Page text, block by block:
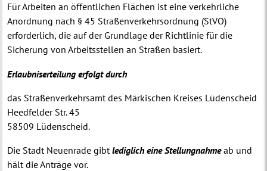
Für Arbeiten an öffentlichen Flächen ist eine verkehrliche
Anordnung nach § 45 Straßenverkehrsordnung (StVO)
erforderlich, die auf der Grundlage der Richtlinie für die
Sicherung von Arbeitsstellen an Straßen basiert.
Erlaubniserteilung erfolgt durch
das Straßenverkehrsamt des Märkischen Kreises Lüdenscheid
Heedfelder Str. 45
58509 Lüdenscheid.
Die Stadt Neuenrade gibtlediglich eine Stellungnahmeab und
hält die Anträge vor.